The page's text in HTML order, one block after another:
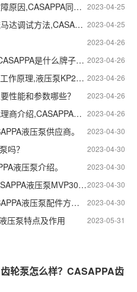
2023-04-25
意大利CASAPPA同步分流马达故障原因,CASAPPA同步分流马达检修。
2023-04-25
意大利凯斯帕CASAPPA同步分流马达调试方法,CASAPPA同步分流马达维修保养。
2023-04-26
2023-04-26
CASAPPA是什么牌子的液压泵?CASAPPA是什么牌子大泵？
2023-04-26
casappa卡斯帕液压泵KP20.14D工作原理,液压泵KP20.14D作用
2023-04-26
性能和参数哪些？
2023-04-26
意大利凯斯帕CASAPPA中国总代理商介绍,CASAPPA代理商是哪家？
2023-04-30
液压泵供应商。
2023-04-30
吗？
2023-04-30
液压泵介绍。
2023-04-30
CASAPPA液压泵MVP30资料,CASAPPA液压泵MVP30使用说明及特点。
2023-04-30
CASAPPA液压泵配件介绍，CASAPPA液压泵配件方法及注意事项。
2023-05-31
压泵特点及作用
轮泵怎么样？CASAPPA齿